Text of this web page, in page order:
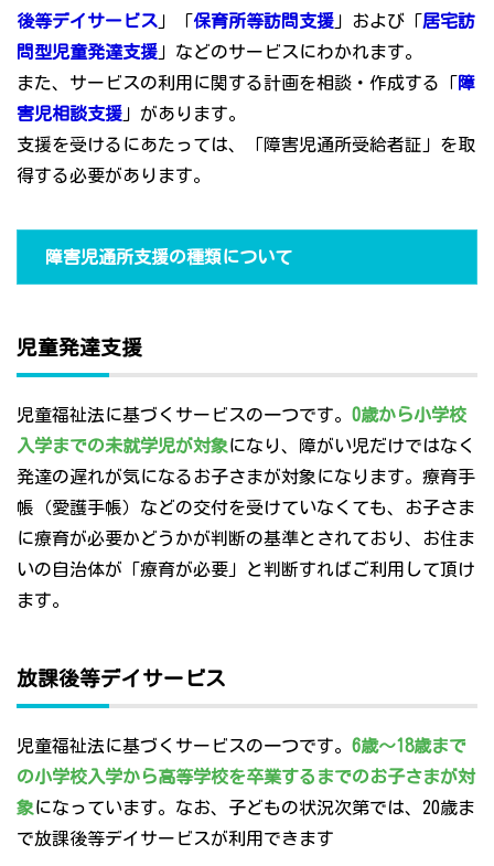
後等デイサービス 」「保育所等訪問支援 」および「居宅訪
問型児童発達支援 」などのサービスにわかれます。
また、サービスの利用に関する計画を相談・作成する「障
害児相談支援 」があります。
支援を受けるにあたっては、「障害児通所受給者証」を取
得する必要があります。
障害児通所支援の種類について
児童発達支援
児童福祉法に基づくサービスの一つです。 0歳から小学校
入学までの未就学児が対象になり、障がい児だけではなく
発達の遅れが気になるお子さまが対象になります。療育手
帳（愛護手帳）などの交付を受けていなくても、お子さま
に療育が必要かどうかが判断の基準とされており、お住ま
いの自治体が「療育が必要」と判断すればご利用して頂け
ます。
放課後等デイサービス
児童福祉法に基づくサービスの一つです。 6歳～18歳まで
の小学校入学から高等学校を卒業するまでのお子さまが対
象になっています。なお、子どもの状況次第では、20歳ま
で放課後等デイサービスが利用できます